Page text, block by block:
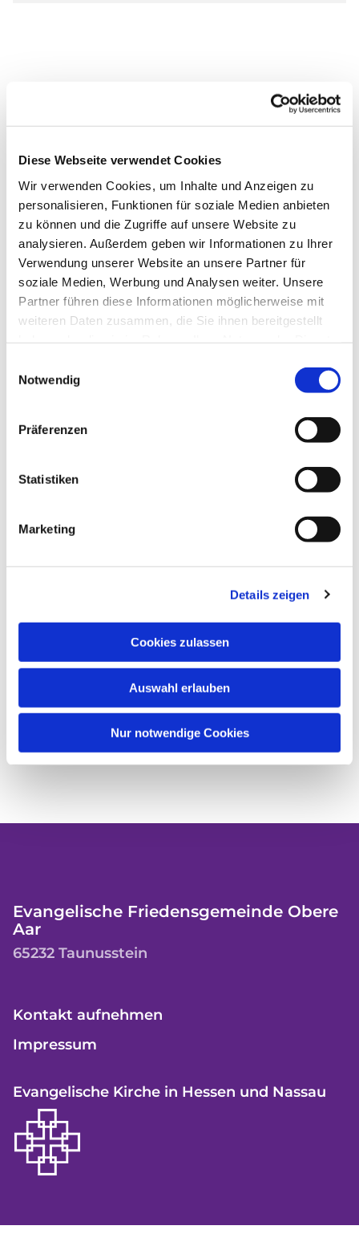
Diese Webseite verwendet Cookies
Wir verwenden Cookies, um Inhalte und Anzeigen zu
personalisieren, Funktionen für soziale Medien anbieten
zu können und die Zugriffe auf unsere Website zu
analysieren. Außerdem geben wir Informationen zu Ihrer
Verwendung unserer Website an unsere Partner für
soziale Medien, Werbung und Analysen weiter. Unsere
Partner führen diese Informationen möglicherweise mit
weiteren Daten zusammen, die Sie ihnen bereitgestellt
Notwendig
Präferenzen
Statistiken
Marketing
Details zeigen
Cookies zulassen
Auswahl erlauben
Nur notwendige Cookies
Evangelische Friedensgemeinde Obere
Aar
65232 Taunusstein
Kontakt aufnehmen
Impressum
Evangelische Kirche in Hessen und Nassau